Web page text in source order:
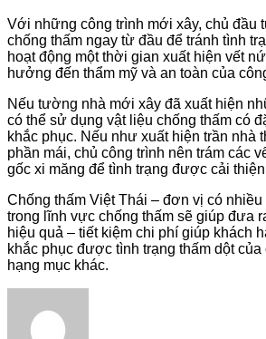
Với những công trình mới xây, chủ đầu
chống thấm ngay từ đầu để tránh tình
hoạt động một thời gian xuất hiện vết
hưởng đến thẩm mỹ và an toàn của
Nếu tường nhà mới xây đã xuất hiện
có thể sử dụng vật liệu chống thấm có
khắc phục. Nếu như xuất hiện trần nhà
phần mái, chủ công trình nên trám các
gốc xi măng để tình trạng được cải
Chống thấm Việt Thái – đơn vị có
trong lĩnh vực chống thấm sẽ giúp đưa
hiệu quả – tiết kiệm chi phí giúp khách
khắc phục được tình trạng thấm dột của
hạng mục khác.